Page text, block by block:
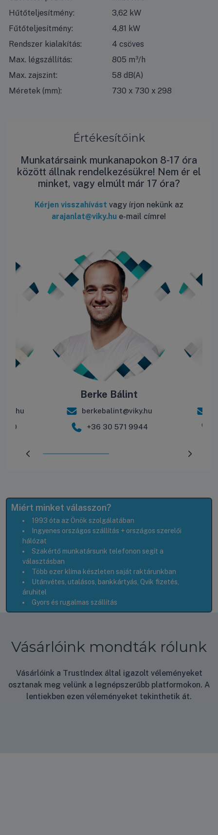
Hűtőteljesítmény:
3,62 kW
Fűtőteljesítmény:
4,81 kW
Rendszer kialakítás:
4 csöves
Max. légszállítás:
805 m³/h
Max. zajszint:
58 dB(A)
Méretek (mm):
730 x 730 x 298
Értékesítőink
Munkatársaink munkanapokon 8-17 óra
között állnak rendelkezésükre! Nem ér el
minket, vagy elmúlt már 17 óra?
Kérjen visszahívást vagy írjon nekünk az
arajanlat@viky.hu e-mail címre!
Berke Bálint
berkebalint@viky.hu
+36 30 571 9944
Miért minket válasszon?
1993 óta az Önök szolgálatában
Ingyenes országos szállítás + országos szerelői
hálózat
Szakértő munkatársunk telefonon segít a
választásban
Több ezer klíma készleten saját raktárunkban
Utánvétes, utalásos, bankkártyás, Qvik fizetés,
áruhitel
Gyors és rugalmas szállítás
Vásárlóink mondták rólunk
Vásárlóink a TrustIndex által igazolt véleményeket
osztanak meg velünk a legnépszerűbb platformokon. A
lentiekben ezen véleményeket tekinthetik át.